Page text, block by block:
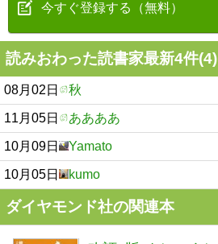
今すぐ登録する（無料）
読みおわった読書家最新4件(4)
08月02日 秋
11月05日 ああああ
10月09日 Yamato
10月05日 kumo
ダイヤモンド社の関連本